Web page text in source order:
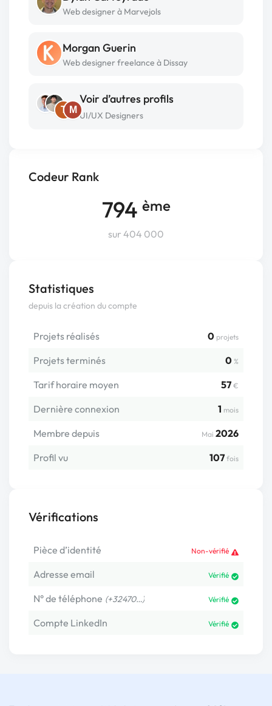
Codeur Rank
794 ème
sur 404 000
Statistiques
depuis la création du compte
Projets réalisés 0 projets
Projets terminés 0 %
Tarif horaire moyen 57 €
Dernière connexion 1 mois
Membre depuis Mai 2026
Profil vu
107 fois
Vérifications
Pièce d’identité Non-vérifié
Adresse email Vérifié
N° de téléphone (+32470…) Vérifié
Compte LinkedIn Vérifié
Web designer à Marvejols
Morgan Guerin
Web designer freelance à Dissay
T M
Voir d’autres profils
UI/UX Designers